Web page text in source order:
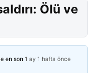
Ölü ve
en son 1 ay 1 hafta önce